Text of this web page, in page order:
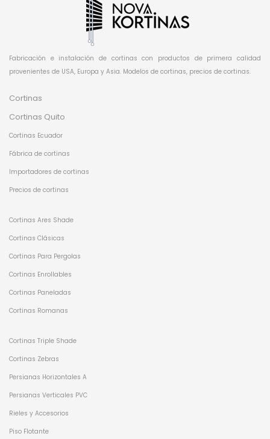
Fabricación e instalación de cortinas con productos de primera calidad
provenientes de USA, Europa y Asia. Modelos de cortinas, precios de cortinas.
Cortinas
Cortinas Quito
Cortinas Ecuador
Fábrica de cortinas
Importadores de cortinas
Precios de cortinas
Cortinas Ares Shade
Cortinas Clásicas
Cortinas Para Pergolas
Cortinas Enrollables
Cortinas Paneladas
Cortinas Romanas
Cortinas Triple Shade
Cortinas Zebras
Persianas Horizontales A
Persianas Verticales PVC
Rieles y Accesorios
Piso Flotante